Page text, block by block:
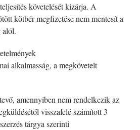
követelését kizárja. A
kötbér megfizetése nem mentesít a
alól.
alkalmasság, a megkövetelt
amennyiben nem rendelkezik az
visszafelé számított 3
tárgya szerinti